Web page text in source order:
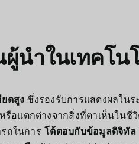
นำในเทคโน
ดสูง ซึ่งรองรับการแสดงผลใน
อแตกต่างจากสิ่งที่ตาเห็นในชี
รถในการโต้ตอบกับข้อมูลดิจิทัล